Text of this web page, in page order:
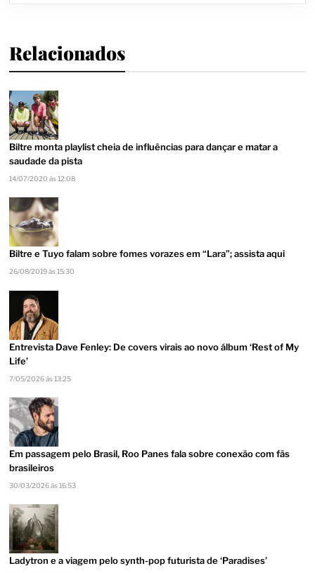
Relacionados
Biltre monta playlist cheia de influências para dançar e matar a
saudade da pista
14/07/2020 às 12:08
Biltre e Tuyo falam sobre fomes vorazes em “Lara”; assista aqui
26/08/2019 às 15:30
Entrevista Dave Fenley: De covers virais ao novo álbum ‘Rest of My
Life’
7/05/2026 às 13:25
Em passagem pelo Brasil, Roo Panes fala sobre conexão com fãs
brasileiros
30/03/2026 às 16:53
Ladytron e a viagem pelo synth-pop futurista de ‘Paradises’